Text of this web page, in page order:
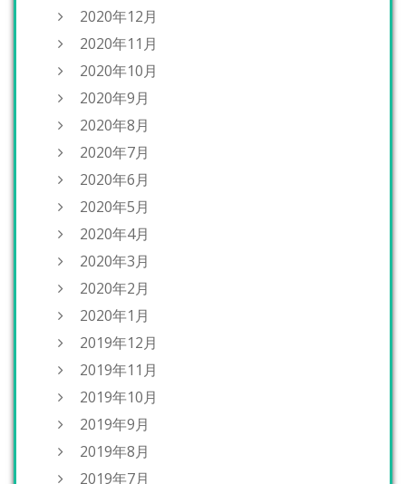
2020年12月
2020年11月
2020年10月
2020年9月
2020年8月
2020年7月
2020年6月
2020年5月
2020年4月
2020年3月
2020年2月
2020年1月
2019年12月
2019年11月
2019年10月
2019年9月
2019年8月
2019年7月